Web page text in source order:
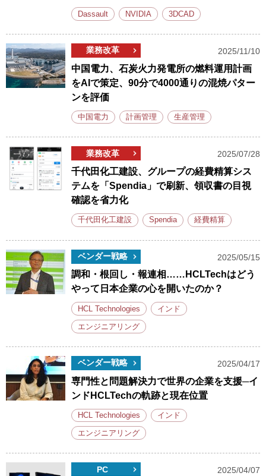
Dassault NVIDIA 3DCAD
業務改革 2025/11/10
中国電力、石炭火力発電所の燃料運用計画
をAIで策定、90分で4000通りの混焼パター
ンを評価
中国電力 計画管理 生産管理
業務改革 2025/07/28
千代田化工建設、グループの経費精算シス
テムを「Spendia」で刷新、領収書の目視
確認を省力化
千代田化工建設 Spendia 経費精算
ベンダー戦略 2025/05/15
調和・根回し・報連相……HCLTechはどう
やって日本企業の心を開いたのか？
HCL Technologies インド
エンジニアリング
ベンダー戦略 2025/04/17
専門性と問題解決力で世界の企業を支援─イ
ンドHCLTechの軌跡と現在位置
HCL Technologies インド
エンジニアリング
PC 2025/04/07